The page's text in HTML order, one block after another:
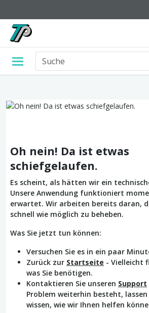
Oh nein! Da ist etwas
schiefgelaufen.
Es scheint, als hätten wir ein
Unsere Anwendung funktioniert
erwartet. Wir arbeiten bereits daran,
schnell wie möglich zu beheben.
Was Sie jetzt tun können:
Versuchen Sie es in ein paar
Zurück zur Startseite - Vielleicht
was Sie benötigen.
Kontaktieren Sie unseren Support
Problem weiterhin besteht,
wissen, wie wir Ihnen helfen